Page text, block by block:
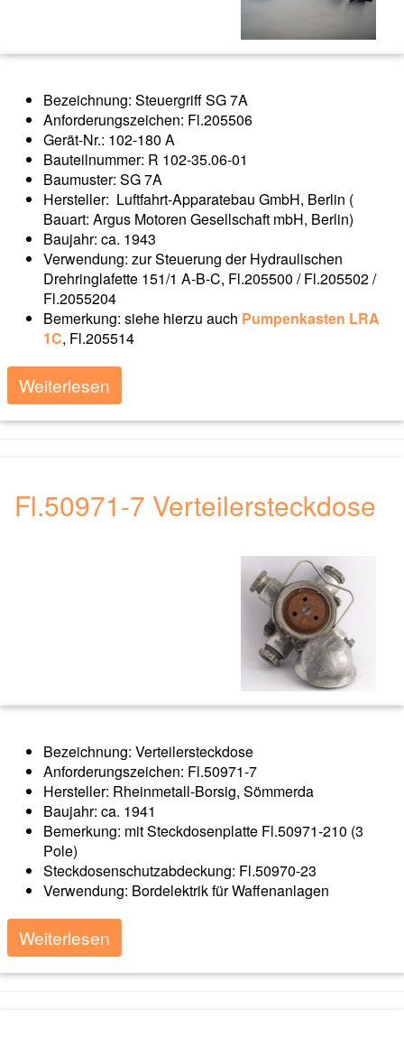
Bezeichnung: Steuergriff SG 7A
Anforderungszeichen: Fl.205506
Gerät-Nr.: 102-180 A
Bauteilnummer: R 102-35.06-01
Baumuster: SG 7A
Hersteller: Luftfahrt-Apparatebau GmbH, Berlin (
Bauart: Argus Motoren Gesellschaft mbH, Berlin)
Baujahr: ca. 1943
Verwendung: zur Steuerung der Hydraulischen
Drehringlafette 151/1 A-B-C, Fl.205500 / Fl.205502 /
Fl.2055204
Bemerkung: siehe hierzu auch Pumpenkasten LRA
1C, Fl.205514
Weiterlesen
Fl.50971-7 Verteilersteckdose
Bezeichnung: Verteilersteckdose
Anforderungszeichen: Fl.50971-7
Hersteller: Rheinmetall-Borsig, Sömmerda
Baujahr: ca. 1941
Bemerkung: mit Steckdosenplatte Fl.50971-210 (3
Pole)
Steckdosenschutzabdeckung: Fl.50970-23
Verwendung: Bordelektrik für Waffenanlagen
Weiterlesen